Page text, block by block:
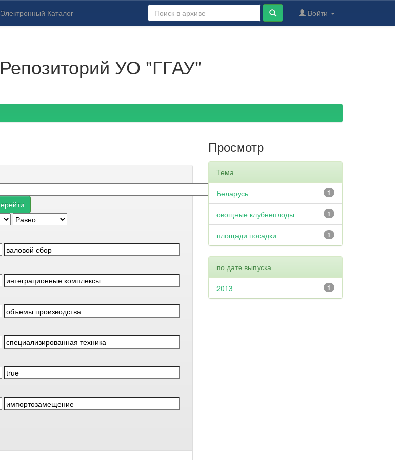
Электронный Каталог Войти
Репозиторий УО "ГГАУ"
Просмотр
Тема
1
Беларусь
1
овощные клубнеплоды
1
площади посадки
по дате выпуска
1
2013